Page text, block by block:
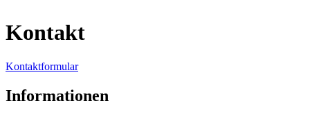
Kontakt
Kontaktformular
Informationen